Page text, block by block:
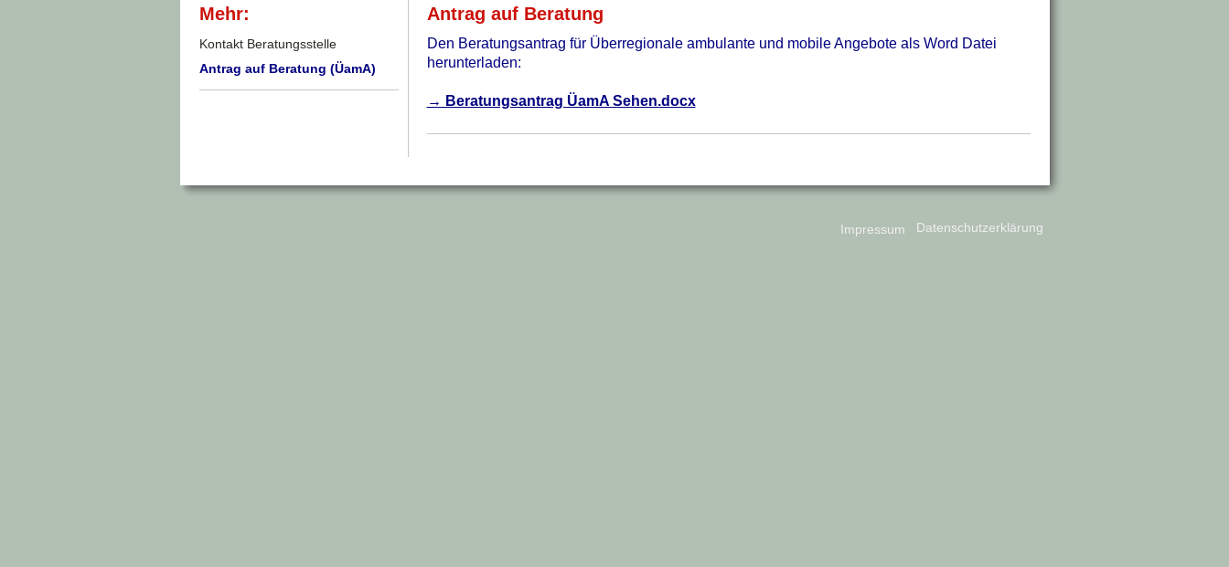
Mehr:
Kontakt Beratungsstelle
Antrag auf Beratung (ÜamA)
Antrag auf Beratung
Den Beratungsantrag für Überregionale ambulante und mobile Angebote als Word Datei
herunterladen:
→ Beratungsantrag ÜamA Sehen.docx
Datenschutzerklärung
Impressum